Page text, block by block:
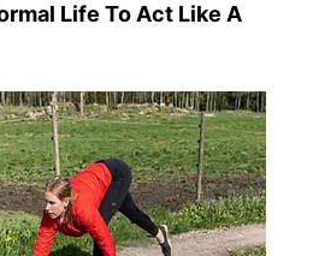
Life To Act Like A